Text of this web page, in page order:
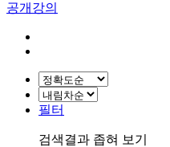
공개강의
필터
검색결과 좁혀 보기